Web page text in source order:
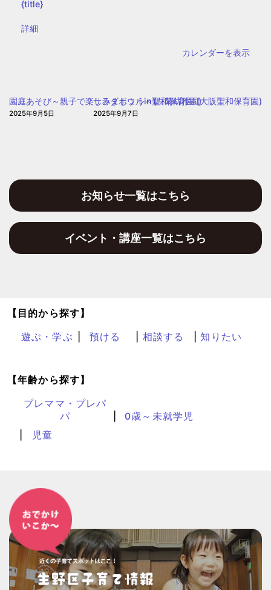
{title}
{title}
詳細
カレンダーを表示
園庭あそび～親子で楽しみましょう～(白菊幼稚園)
2025年9月5日
サラダボウルin聖和保育園 (大阪聖和保育園)
2025年9月7日
お知らせ一覧はこちら
イベント・講座一覧はこちら
【目的から探す】
遊ぶ・学ぶ 預ける 相談する 知りたい
【年齢から探す】
プレママ・プレパ
パ
0歳～未就学児
児童